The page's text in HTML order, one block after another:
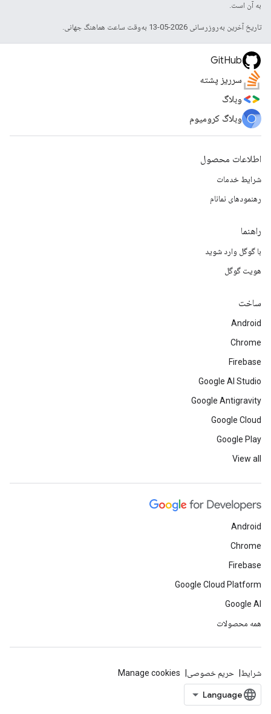
به آن است.
تاریخ آخرین به‌روزرسانی 2026-05-13 به‌وقت ساعت هماهنگ جهانی.
GitHub
سرریز پشته
وبلاگ
وبلاگ کرومیوم
اطلاعات محصول
شرایط خدمات
رهنمودهای نمانام
راهنما
با گوگل وارد شوید
هویت گوگل
ساخت
Android
Chrome
Firebase
Google AI Studio
Google Antigravity
Google Cloud
Google Play
View all
Android
Chrome
Firebase
Google Cloud Platform
Google AI
همه محصولات
شرایط حریم خصوصی Manage cookies